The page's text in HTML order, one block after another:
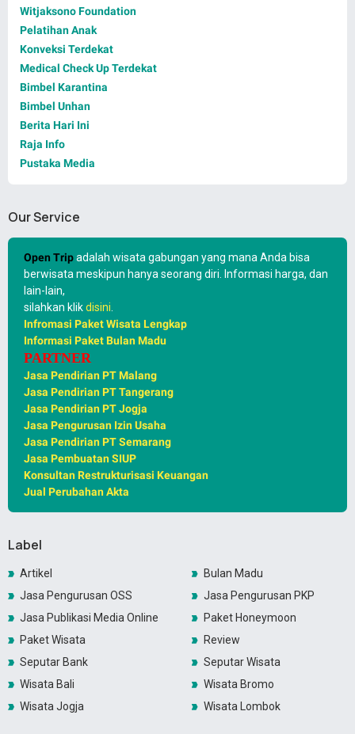
Witjaksono Foundation
Pelatihan Anak
Konveksi Terdekat
Medical Check Up Terdekat
Bimbel Karantina
Bimbel Unhan
Berita Hari Ini
Raja Info
Pustaka Media
Our Service
Open Tripadalah wisata gabungan yang mana Anda bisa
berwisata meskipun hanya seorang diri. Informasi harga, dan
lain-lain,
silahkan klikdisini
Infromasi Paket Wisata Lengkap
Informasi Paket Bulan Madu
PARTNER
Jasa Pendirian PT Malang
Jasa Pendirian PT Tangerang
Jasa Pendirian PT Jogja
Jasa Pengurusan Izin Usaha
Jasa Pendirian PT Semarang
Jasa Pembuatan SIUP
Konsultan Restrukturisasi Keuangan
Jual Perubahan Akta
Label
Artikel
Bulan Madu
Jasa Pengurusan OSS
Jasa Pengurusan PKP
Jasa Publikasi Media Online
Paket Honeymoon
Paket Wisata
Review
Seputar Bank
Seputar Wisata
Wisata Bali
Wisata Bromo
Wisata Jogja
Wisata Lombok